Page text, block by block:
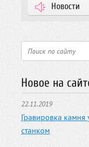
Новости
Новое на
22.11.2019
Гравировка
станком